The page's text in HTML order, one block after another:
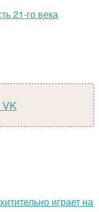
21-го века
VK
играет на